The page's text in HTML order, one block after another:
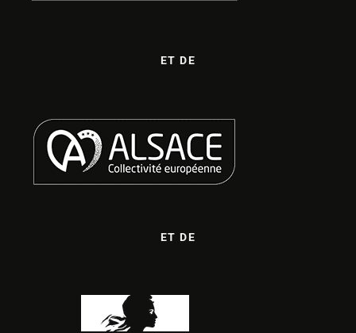
ET DE
ET DE